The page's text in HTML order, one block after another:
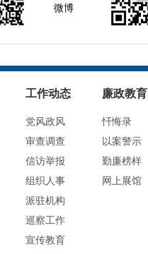
微博
工作动态
党风政风
审查调查
信访举报
组织人事
派驻机构
巡察工作
宣传教育
廉政教育
忏悔录
以案警示
勤廉榜样
网上展馆